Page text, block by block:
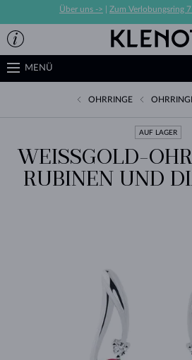
Über uns -> Zum Verlobungsring
MENÜ
OHRRINGE
AUF LAGER
WEISSGOLD-
UBINEN UND